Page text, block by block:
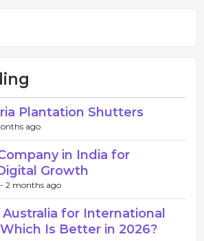
Plantation Shutters
ago
in India for
Growth
2 months ago
Australia for International
Is Better in 2026?